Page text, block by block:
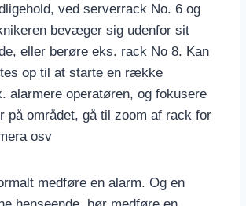
ved serverrack No. 6 og
bevæger sig udenfor sit
eller berøre eks. rack No 8. Kan
op til at starte en række
alarmere operatøren, og fokusere
på området, gå til zoom af rack for
osv
medføre en alarm. Og en